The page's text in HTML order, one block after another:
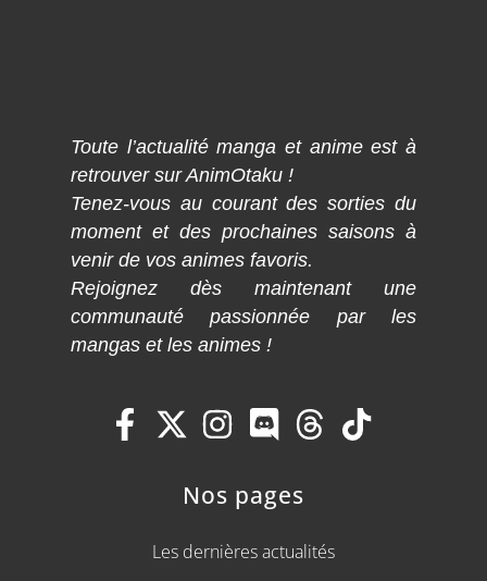
Toute l’actualité manga et anime est à
retrouver sur AnimOtaku !
Tenez-vous au courant des sorties du
moment et des prochaines saisons à
venir de vos animes favoris.
Rejoignez dès maintenant une
communauté passionnée par les
mangas et les animes !
Nos pages
Les dernières actualités